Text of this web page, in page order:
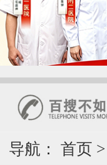
导航： 首页 >